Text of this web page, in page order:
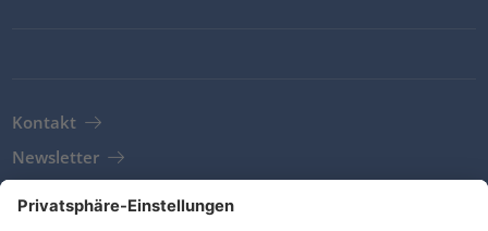
Kontakt
Newsletter